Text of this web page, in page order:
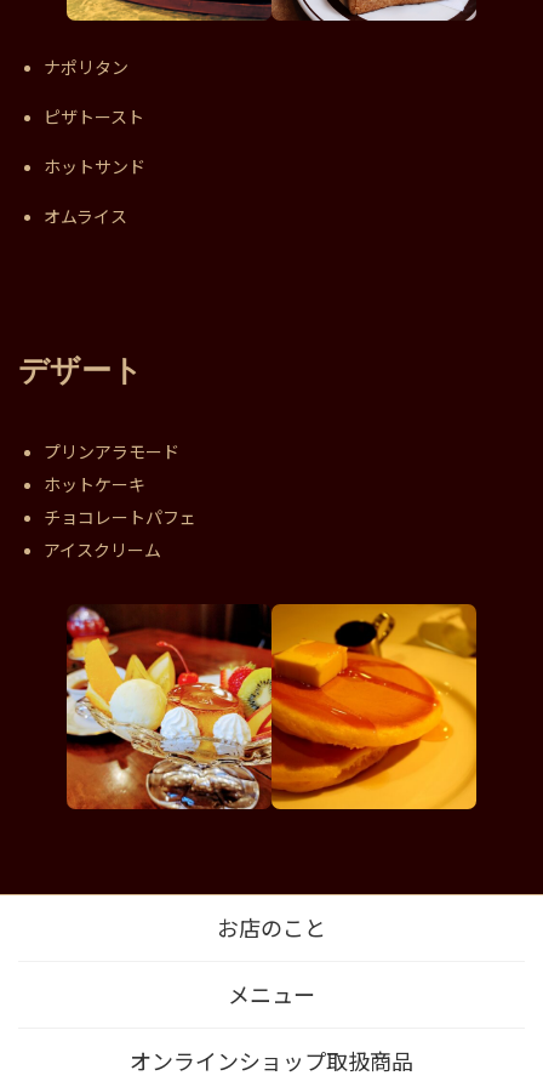
ナポリタン
ピザトースト
ホットサンド
オムライス
デザート
プリンアラモード
ホットケーキ
チョコレートパフェ
アイスクリーム
お店のこと
メニュー
オンラインショップ取扱商品